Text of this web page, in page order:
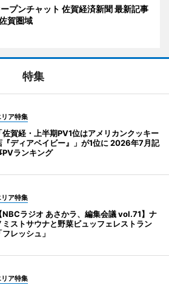
プンチャット 佐賀経済新聞 最新記事
賀圏域
特集
ア特集
佐賀経・上半期PV1位はアメリカンクッキー
『ディアベイビー』」が1位に 2026年7月記
PVランキング
ア特集
【NBCラジオ あさかラ、編集会議 vol.71】ナ
ミストサウナと野菜ビュッフェレストラン
フレッシュ」
ア特集